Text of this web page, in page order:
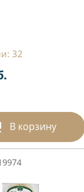
32
В корзину